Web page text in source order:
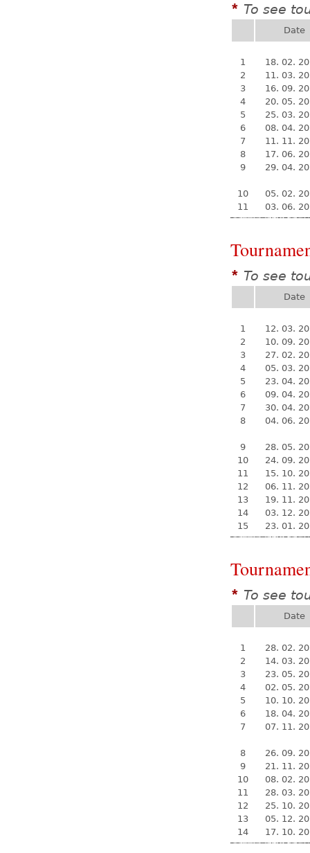
* To see
Date
1
18. 02.
2
11. 03.
3
16. 09.
4
20. 05.
5
25. 03.
6
08. 04.
7
11. 11.
8
17. 06.
9
29. 04.
10
05. 02.
11
03. 06.
* To see
Date
1
12. 03.
2
10. 09.
3
27. 02.
4
05. 03.
5
23. 04.
6
09. 04.
7
30. 04.
8
04. 06.
9
28. 05.
10
24. 09.
11
15. 10.
12
06. 11.
13
19. 11.
14
03. 12.
15
23. 01.
* To see
Date
1
28. 02.
2
14. 03.
3
23. 05.
4
02. 05.
5
10. 10.
6
18. 04.
7
07. 11.
8
26. 09.
9
21. 11.
10
08. 02.
11
28. 03.
12
25. 10.
13
05. 12.
14
17. 10.